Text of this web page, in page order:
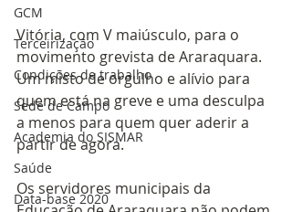
GCM
Terceirização
Condições de trabalho
Sede de Campo
Academia do SISMAR
Saúde
Data-base 2020
Vitória, com V maiúsculo, para o
movimento grevista de Araraquara.
Um misto de orgulho e alívio para
quem está na greve e uma desculpa
a menos para quem quer aderir a
partir de agora.
Os servidores municipais da